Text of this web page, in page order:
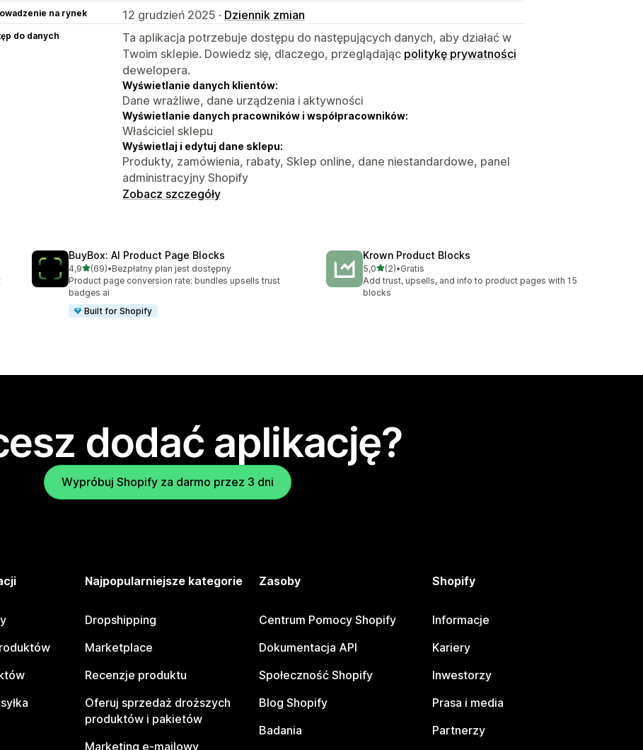
na rynek 12 grudzień 2025 · Dziennik zmian
do danych
Ta aplikacja potrzebuje dostępu do następujących danych, aby działać w
Twoim sklepie. Dowiedz się, dlaczego, przeglądając politykę prywatności
dewelopera.
Wyświetlanie danych klientów:
Dane wrażliwe, dane urządzenia i aktywności
Wyświetlanie danych pracowników i współpracowników:
Właściciel sklepu
Wyświetlaj i edytuj dane sklepu:
Produkty, zamówienia, rabaty, Sklep online, dane niestandardowe, panel
administracyjny Shopify
Zobacz szczegóły
BuyBox: AI Product Page Blocks
4,9na 5 gwiazdek
(69)
Łączna liczba recenzji: 69
•Bezpłatny plan jest dostępny
Product page conversion rate: bundles upsells trust
badges ai
Built for Shopify
Krown Product Blocks
5,0na 5 gwiazdek
(2)
Łączna liczba recenzji: 2
•Gratis
Add trust, upsells, and info to product pages with 15
blocks
dodać aplikację?
Wypróbuj Shopify za darmo przez 3 dni
Najpopularniejsze kategorie
Dropshipping
Marketplace
Recenzje produktu
Oferuj sprzedaż droższych
produktów i pakietów
Marketing e-mailowy
Zasoby
Centrum Pomocy Shopify
Dokumentacja API
Społeczność Shopify
Blog Shopify
Badania
Shopify
Informacje
Kariery
Inwestorzy
Prasa i media
Partnerzy